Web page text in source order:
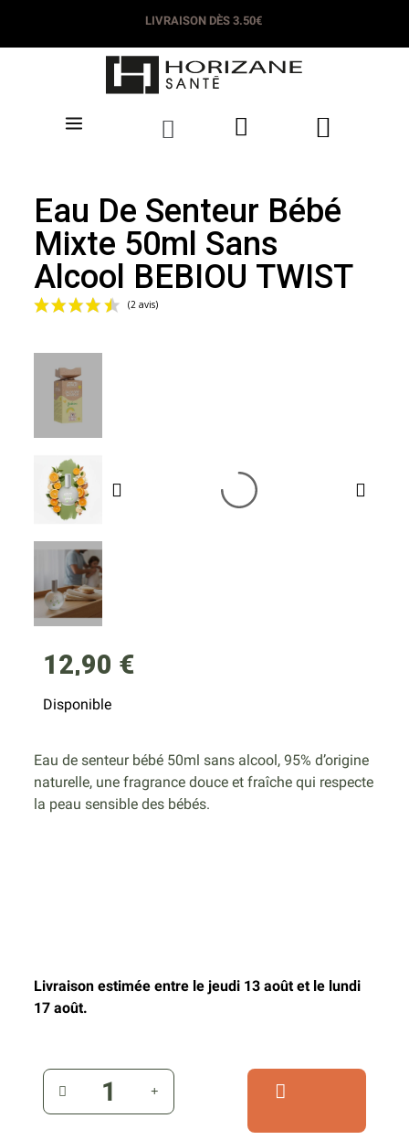
LIVRAISON DÈS 3.50€
Eau De Senteur Bébé
Mixte 50ml Sans
Alcool BEBIOU TWIST
12,90 €
Disponible
Eau de senteur bébé 50ml sans alcool, 95% d’origine
naturelle, une fragrance douce et fraîche qui respecte
la peau sensible des bébés.
Livraison estimée entre le jeudi 13 août et le lundi
17 août.